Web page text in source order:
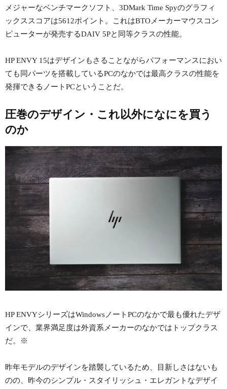
メジャーなベンチマークソフト、3DMark Time Spyのグラフィ
ックススコアは5612ポイント。これはBTOメーカーマウスコン
ピューターが発売するDAIV 5Pと同等クラスの性能。
HP ENVY 15はデザインもさることながらパフォーマンスにおい
ても同パーツを搭載しているPCのなかでは最高クラスの性能を
発揮できるノートPCということだ。
圧巻のデザイン・これ以外になにを買う
のか
HP ENVYシリーズはWindowsノートPCのなかで最も優れたデザ
インで、業界満足度は外資系メーカーのなかではトップクラス
だ。※
昨年モデルのデザインを踏襲しているため、目新しさはないも
のの、昨今のシンプル・スタイリッシュ・エレガントなデザイ